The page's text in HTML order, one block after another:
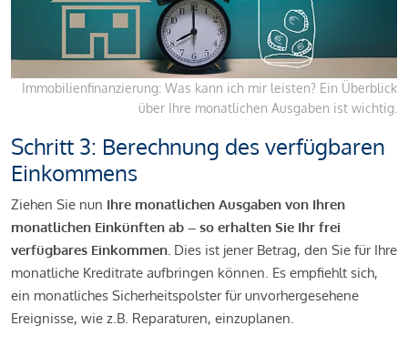
Immobilienfinanzierung: Was kann ich mir leisten? Ein Überblick
über Ihre monatlichen Ausgaben ist wichtig.
Schritt 3: Berechnung des verfügbaren
Einkommens
Ziehen Sie nun Ihre monatlichen Ausgaben von Ihren
monatlichen Einkünften ab – so erhalten Sie Ihr frei
verfügbares Einkommen. Dies ist jener Betrag, den Sie für Ihre
monatliche Kreditrate aufbringen können. Es empfiehlt sich,
ein monatliches Sicherheitspolster für unvorhergesehene
Ereignisse, wie z.B. Reparaturen, einzuplanen.